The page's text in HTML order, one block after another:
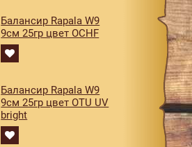
Балансир Rapala W9
9см 25гр цвет OCHF
Балансир Rapala W9
9см 25гр цвет OTU UV
bright